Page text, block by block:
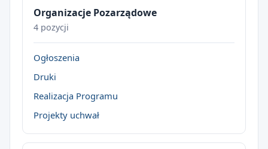
Organizacje Pozarządowe
4 pozycji
Ogłoszenia
Druki
Realizacja Programu
Projekty uchwał